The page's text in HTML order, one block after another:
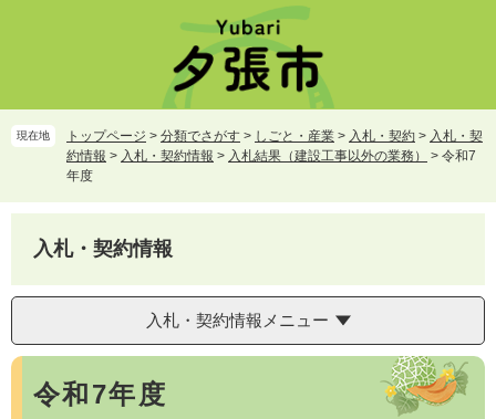
頭
で
飛
ば
現在地 トップページ > 分類でさがす > しごと・産業 > 入札・契約 > 入札・契
約情報 > 入札・契約情報 > 入札結果（建設工事以外の業務） > 令和7
年度
入札・契約情報
入札・契約情報メニュー
本
令和7年度